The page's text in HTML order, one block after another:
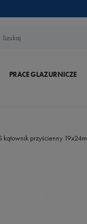
PRACE GLAZURNICZE
kątownik przyścienny